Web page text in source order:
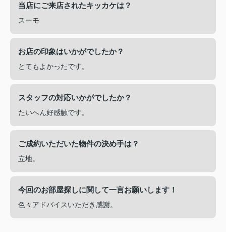
当店にご来店されたキッカケは？
スーモ
お店の印象はいかがでしたか？
とてもよかったです。
スタッフの対応いかがでしたか？
たいへん好感触です。
ご成約いただいた物件の決め手は？
立地。
今回のお部屋探しに関して一言お願いします！
色々アドバイスいただき感謝。